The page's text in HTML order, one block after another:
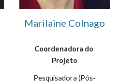
Marilaine Colnago
Coordenadora do
Projeto
Pesquisadora (Pós-